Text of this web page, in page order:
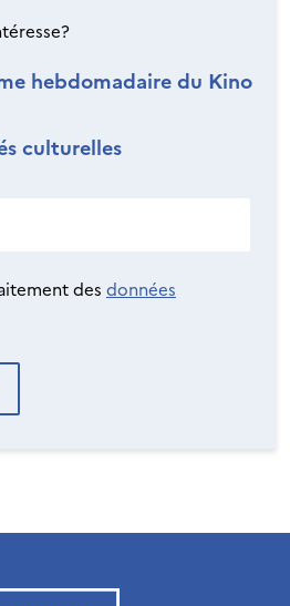
hebdomadaire du Kino
culturelles
des données